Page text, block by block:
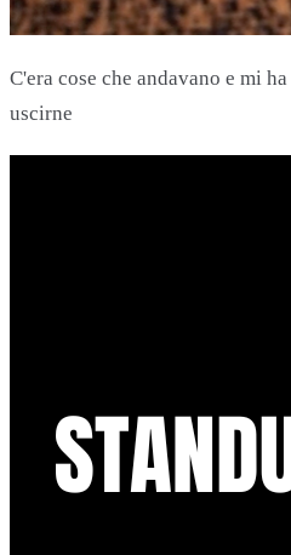
C'era cose che andavano e mi
uscirne